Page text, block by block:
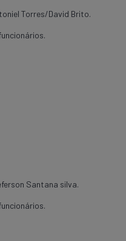
Torres/David Brito.
Santana silva.